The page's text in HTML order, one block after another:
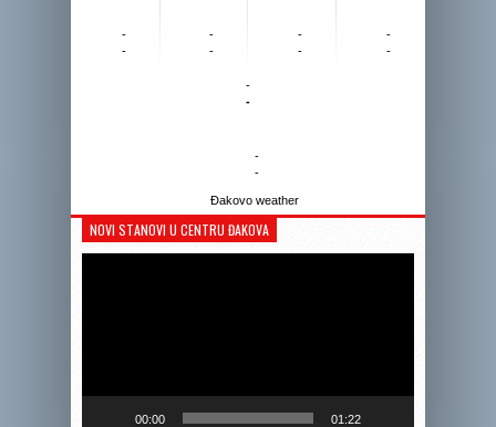
-
-
-
-
-
-
-
-
-
-
-
-
Đakovo weather
NOVI STANOVI U CENTRU ĐAKOVA
00:00 01:22